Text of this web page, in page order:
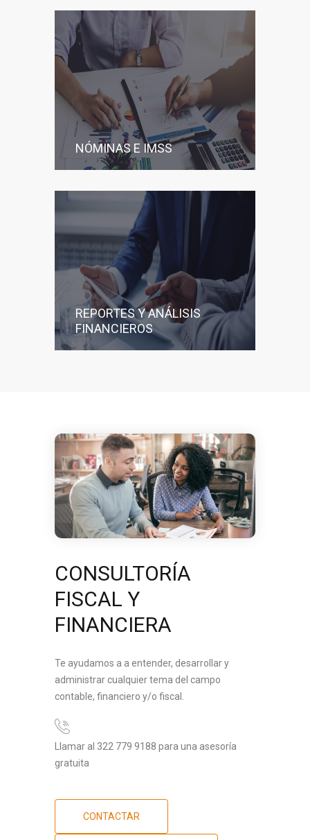
NÓMINAS E IMSS
REPORTES Y ANÁLISIS
FINANCIEROS
CONSULTORÍA
FISCAL Y
FINANCIERA
Te ayudamos a a entender, desarrollar y
administrar cualquier tema del campo
contable, financiero y/o fiscal.
Llamar al 322 779 9188 para una asesoría
gratuita
CONTACTAR